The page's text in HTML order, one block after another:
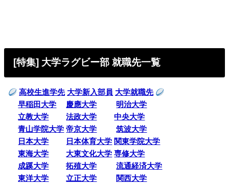
[特集] 大学ラグビー部 就職先一覧
高校生進学先 大学新入部員 大学就職先
早稲田大学
慶應大学
明治大学
立教大学
法政大学
中央大学
青山学院大学 帝京大学
筑波大学
日本大学
日本体育大学 関東学院大学
東海大学
大東文化大学 専修大学
成蹊大学
拓殖大学
流通経済大学
東洋大学
立正大学
関西大学